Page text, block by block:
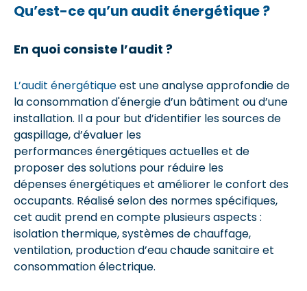
Qu’est-ce qu’un audit énergétique ?
En quoi consiste l’audit ?
L’audit énergétiqueest une analyse approfondie de
la consommation d'énergie d’un bâtiment ou d’une
installation. Il a pour but d’identifier les sources de
gaspillage, d’évaluer les
performances énergétiques actuelles et de
proposer des solutions pour réduire les
dépenses énergétiques et améliorer le confort des
occupants. Réalisé selon des normes spécifiques,
cet audit prend en compte plusieurs aspects :
isolation thermique, systèmes de chauffage,
ventilation, production d’eau chaude sanitaire et
consommation électrique.